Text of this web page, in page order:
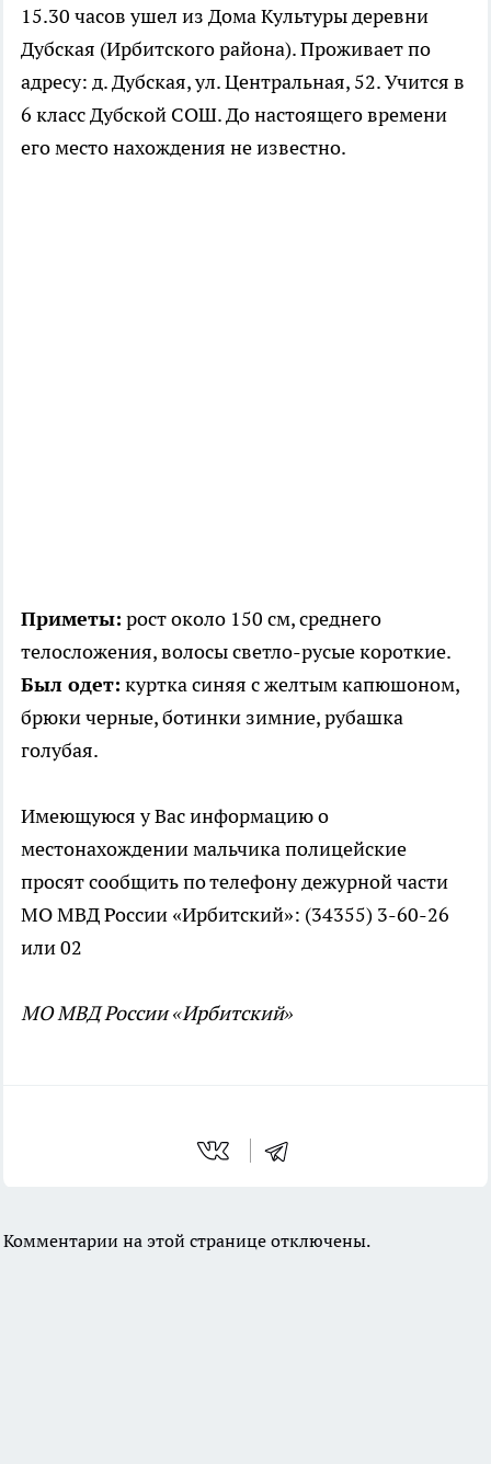
15.30 часов ушел из Дома Культуры деревни
Дубская (Ирбитского района). Проживает по
адресу: д. Дубская, ул. Центральная, 52. Учится в
6 класс Дубской СОШ. До настоящего времени
его место нахождения не известно.
Приметы: рост около 150 см, среднего
телосложения, волосы светло-русые короткие.
Был одет: куртка синяя с желтым капюшоном,
брюки черные, ботинки зимние, рубашка
голубая.
Имеющуюся у Вас информацию о
местонахождении мальчика полицейские
просят сообщить по телефону дежурной части
МО МВД России «Ирбитский»: (34355) 3-60-26
или 02
МО МВД России «Ирбитский»
Комментарии на этой странице отключены.